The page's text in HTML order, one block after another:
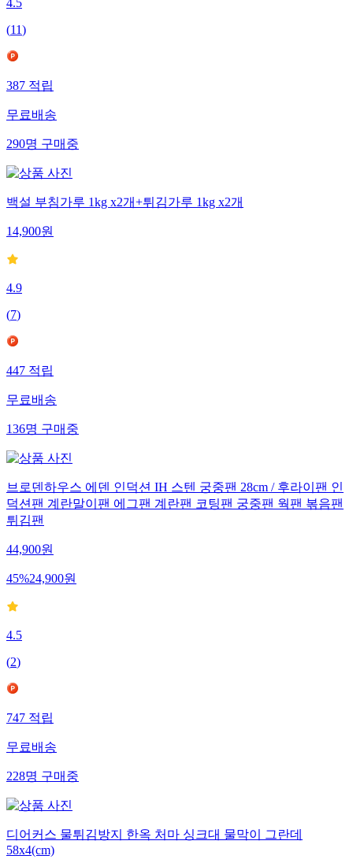
4.5
(11)
387적립
무료배송
290명구매중
백설 부침가루 1kg x2개+튀김가루 1kg x2개
14,900원
4.9
(7)
447적립
무료배송
136명구매중
브로덴하우스 에덴 인덕션 IH 스텐 궁중팬 28cm / 후라이팬 인
덕션팬 계란말이팬 에그팬 계란팬 코팅팬 궁중팬 웍팬 볶음팬
튀김팬
44,900원
45%24,900원
4.5
(2)
747적립
무료배송
228명구매중
디어커스 물튀김방지 한옥 처마 싱크대 물막이 그란데
58x4(cm)